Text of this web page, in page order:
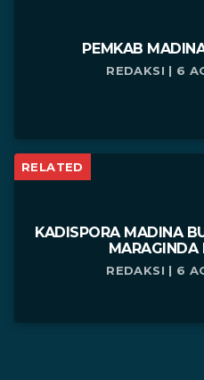
PEMKAB
REDAKSI | 6
RELATED
KADISPORA MADINA
MARAGINDA
REDAKSI | 6